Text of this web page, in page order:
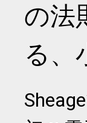
の法
る、